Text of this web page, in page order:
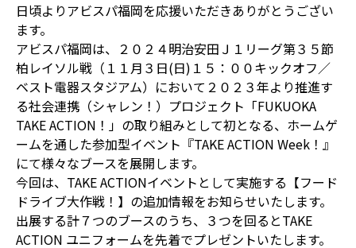
日頃よりアビスパ福岡を応援いただきありがとうござい
ます。
アビスパ福岡は、２０２４明治安田Ｊ１リーグ第３５節
柏レイソル戦（１１月３日(日)１５：００キックオフ／
ベスト電器スタジアム）において２０２３年より推進す
る社会連携（シャレン！）プロジェクト「FUKUOKA
TAKE ACTION！」の取り組みとして初となる、ホームゲ
ームを通した参加型イベント『TAKE ACTION Week！』
にて様々なブースを展開します。
今回は、TAKE ACTIONイベントとして実施する【フード
ドライブ大作戦！】の追加情報をお知らせいたします。
出展する計７つのブースのうち、３つを回るとTAKE
ACTION ユニフォームを先着でプレゼントいたします。